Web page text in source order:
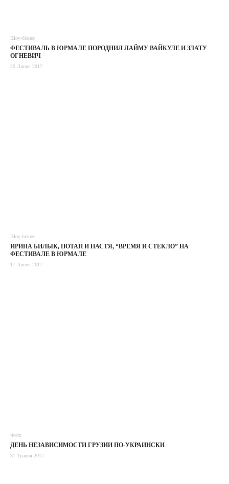
Шоу-бізнес
ФЕСТИВАЛЬ В ЮРМАЛЕ ПОРОДНИЛ ЛАЙМУ ВАЙКУЛЕ И ЗЛАТУ
ОГНЕВИЧ
20 Липня 2017
Шоу-бізнес
ИРИНА БИЛЫК, ПОТАП И НАСТЯ, “ВРЕМЯ И СТЕКЛО” НА
ФЕСТИВАЛЕ В ЮРМАЛЕ
17 Липня 2017
Фото
ДЕНЬ НЕЗАВИСИМОСТИ ГРУЗИИ ПО-УКРАИНСКИ
31 Травня 2017